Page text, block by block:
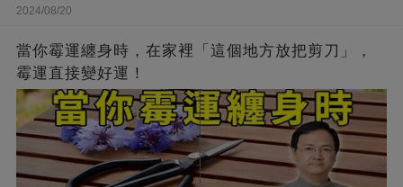
2024/08/20
當你霉運纏身時，在家裡「這個地方放把剪刀」，
霉運直接變好運！